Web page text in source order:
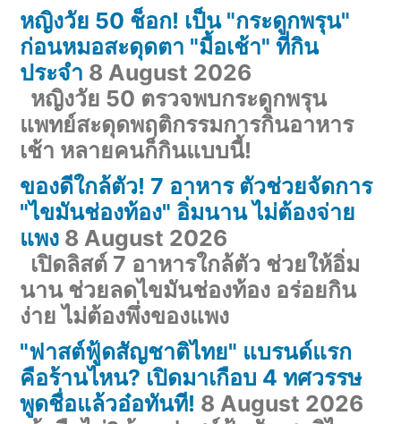
หญิงวัย 50 ช็อก! เป็น "กระดูกพรุน"
ก่อนหมอสะดุดตา "มื้อเช้า" ที่กิน
ประจำ 8 August 2026
หญิงวัย 50 ตรวจพบกระดูกพรุน
แพทย์สะดุดพฤติกรรมการกินอาหาร
เช้า หลายคนก็กินแบบนี้!
ของดีใกล้ตัว! 7 อาหาร ตัวช่วยจัดการ
"ไขมันช่องท้อง" อิ่มนาน ไม่ต้องจ่าย
แพง 8 August 2026
เปิดลิสต์ 7 อาหารใกล้ตัว ช่วยให้อิ่ม
นาน ช่วยลดไขมันช่องท้อง อร่อยกิน
ง่าย ไม่ต้องพึ่งของแพง
"ฟาสต์ฟู้ดสัญชาติไทย" แบรนด์แรก
คือร้านไหน? เปิดมาเกือบ 4 ทศวรรษ
พูดชื่อแล้วอ๋อทันที! 8 August 2026